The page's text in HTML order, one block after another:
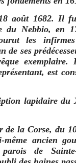
août 1682. Il
du Nebbio, en
les
de ses
est
lapidaire du
de la Corse, du
ancien
de